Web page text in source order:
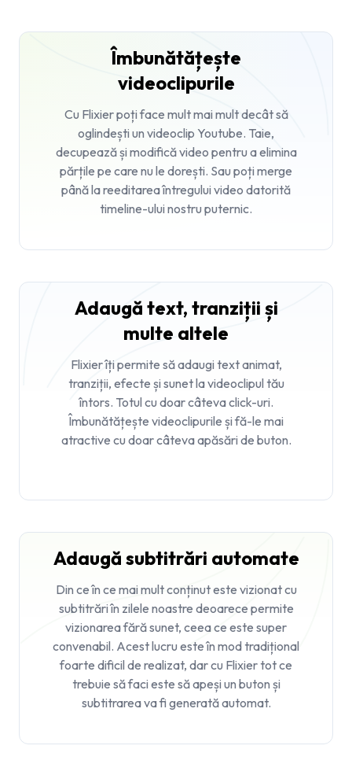
Îmbunătățește
videoclipurile
Cu Flixier poți face mult mai mult decât să
oglindești un videoclip Youtube. Taie,
decupează și modifică video pentru a elimina
părțile pe care nu le dorești. Sau poți merge
până la reeditarea întregului video datorită
timeline-ului nostru puternic.
Adaugă text, tranziții și
multe altele
Flixier îți permite să adaugi text animat,
tranziții, efecte și sunet la videoclipul tău
întors. Totul cu doar câteva click-uri.
Îmbunătățește videoclipurile și fă-le mai
atractive cu doar câteva apăsări de buton.
Adaugă subtitrări automate
Din ce în ce mai mult conținut este vizionat cu
subtitrări în zilele noastre deoarece permite
vizionarea fără sunet, ceea ce este super
convenabil. Acest lucru este în mod tradițional
foarte dificil de realizat, dar cu Flixier tot ce
trebuie să faci este să apeși un buton și
subtitrarea va fi generată automat.